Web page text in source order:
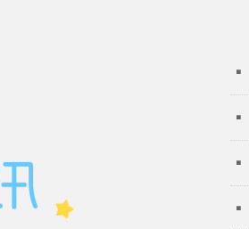
넷
넷
넷
넷